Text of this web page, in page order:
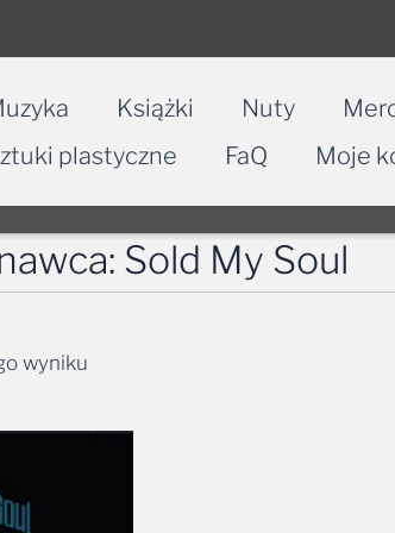
Książki Nuty
plastyczne
FaQ Moje
Sold My Soul
wyniku